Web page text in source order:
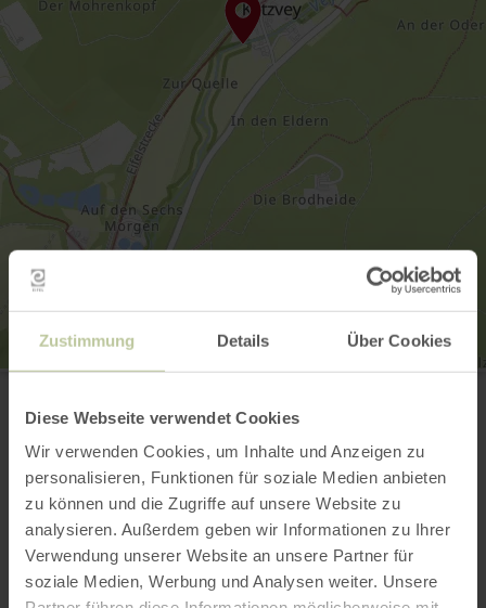
Zustimmung Details Über Cookies
Diese Webseite verwendet Cookies
Wir verwenden Cookies, um Inhalte und Anzeigen zu
personalisieren, Funktionen für soziale Medien anbieten
zu können und die Zugriffe auf unsere Website zu
analysieren. Außerdem geben wir Informationen zu Ihrer
Verwendung unserer Website an unsere Partner für
soziale Medien, Werbung und Analysen weiter. Unsere
Wanderparkplatz Katzensteine
53894 Mechernich-Katzvey
Anreise planen
in Karte anzeigen